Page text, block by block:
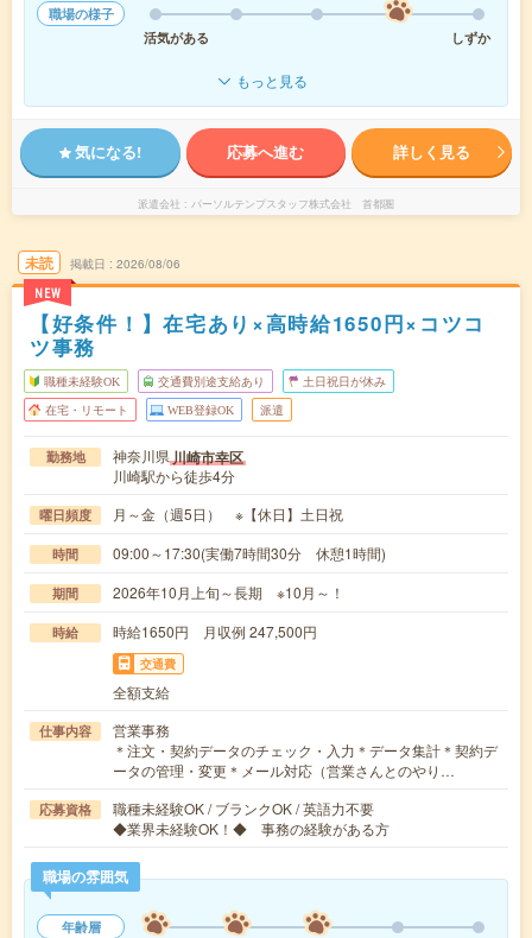
職場の様子
活気がある
しずか
もっと見る
気になる! 応募へ進む 詳しく見る
派遣会社 パーソルテンプスタッフ株式会社 首都圏
未読
NEW
掲載日 2026/08/06
【好条件！】在宅あり×高時給1650円×コツコ
ツ事務
職種未経験OK 交通費別途支給あり 土日祝日が休み
在宅・リモート WEB登録OK 派遣
勤務地 神奈川県川崎市幸区
川崎駅から徒歩4分
曜日頻度 月～金（週5日） ※【休日】土日祝
時間 09:00～17:30(実働7時間30分 休憩1時間)
期間 2026年10月上旬～長期 ※10月～！
時給 時給1650円 月収例 247,500円
交通費
全額支給
仕事内容
営業事務
＊注文・契約データのチェック・入力＊データ集計＊契約デ
ータの管理・変更＊メール対応（営業さんとのやり…
応募資格
職種未経験OK / ブランクOK / 英語力不要
◆業界未経験OK！◆ 事務の経験がある方
職場の雰囲気
年齢層